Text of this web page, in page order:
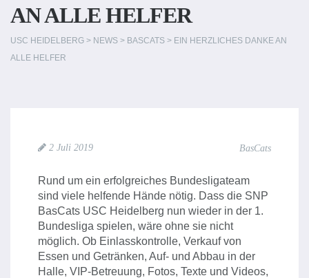
AN ALLE HELFER
USC HEIDELBERG > NEWS > BASCATS > EIN HERZLICHES DANKE AN
ALLE HELFER
2 Juli 2019 BasCats
Rund um ein erfolgreiches Bundesligateam
sind viele helfende Hände nötig. Dass die SNP
BasCats USC Heidelberg nun wieder in der 1.
Bundesliga spielen, wäre ohne sie nicht
möglich. Ob Einlasskontrolle, Verkauf von
Essen und Getränken, Auf- und Abbau in der
Halle, VIP-Betreuung, Fotos, Texte und Videos,